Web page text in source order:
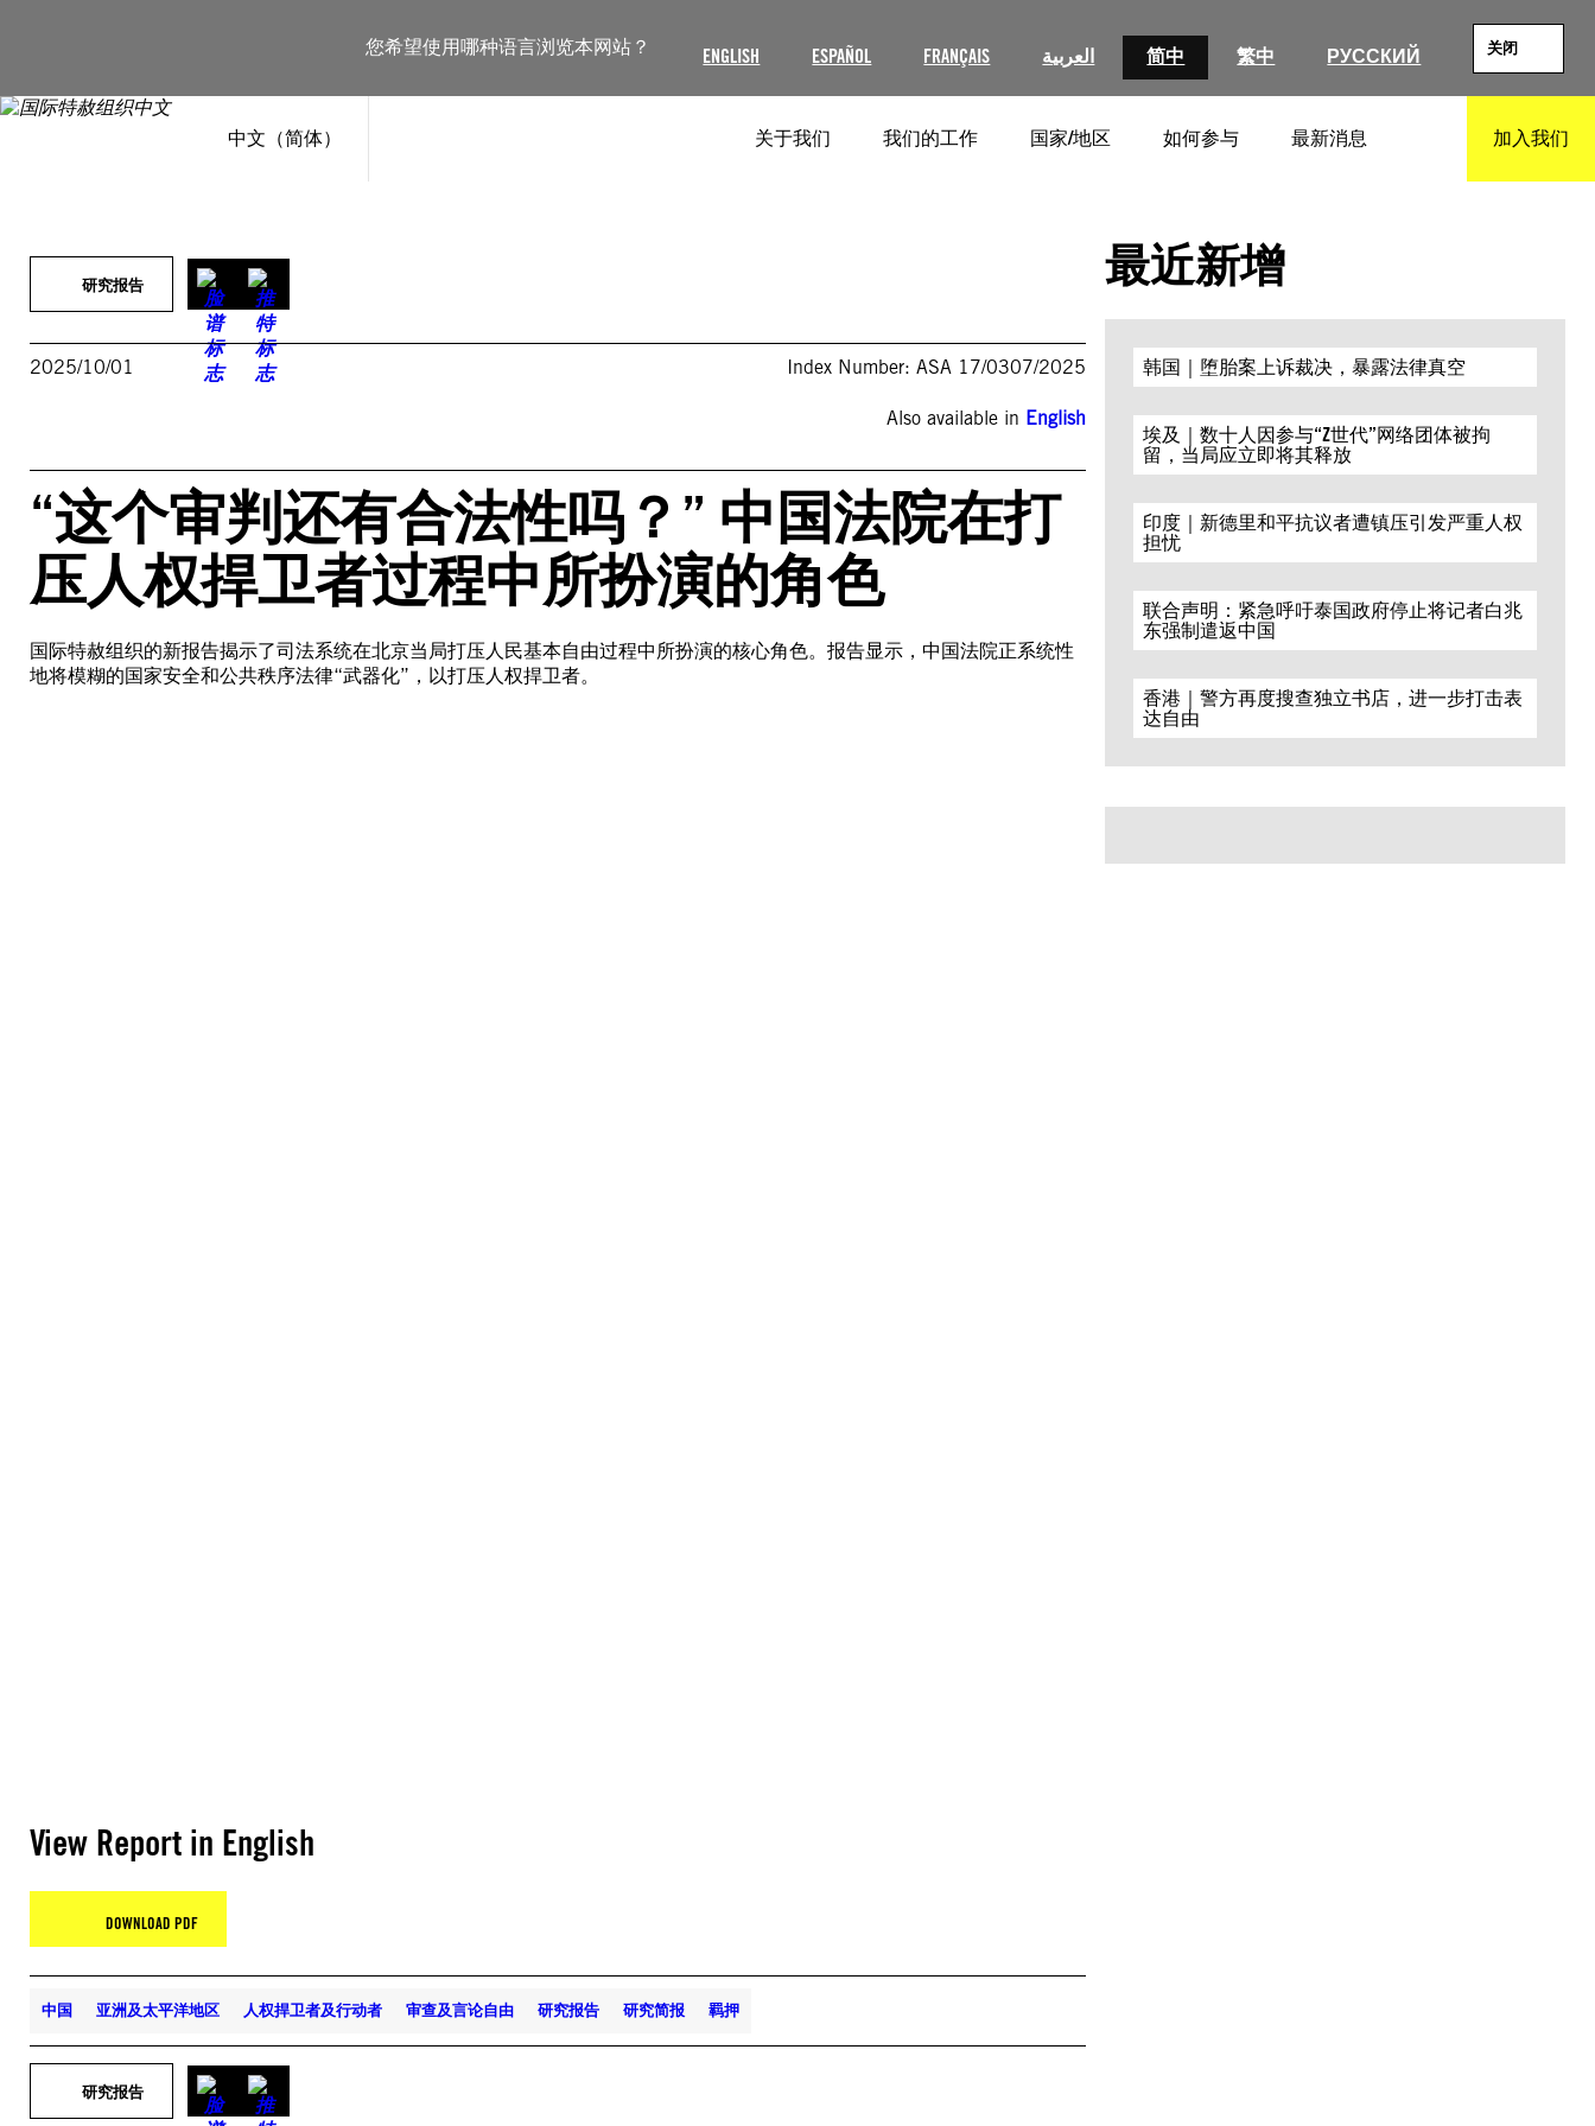
您希望使用哪种语言浏览本网站？ ENGLISH ESPAÑOL FRANÇAIS العربية 简中 繁中 РУССКИЙ 关闭
中文（简体） 关于我们 我们的工作 国家/地区 如何参与 最新消息 加入我们
研究报告
2025/10/01 Index Number: ASA 17/0307/2025
Also available in English
“这个审判还有合法性吗？” 中国法院在打
压人权捍卫者过程中所扮演的角色
国际特赦组织的新报告揭示了司法系统在北京当局打压人民基本自由过程中所扮演的核心角色。报告显示，中国法院正系统性
地将模糊的国家安全和公共秩序法律“武器化”，以打压人权捍卫者。
View Report in English
DOWNLOAD PDF
中国 亚洲及太平洋地区 人权捍卫者及行动者 审查及言论自由 研究报告 研究简报 羁押
研究报告
最近新增
韩国｜堕胎案上诉裁决，暴露法律真空
埃及｜数十人因参与“Z世代”网络团体被拘
留，当局应立即将其释放
印度｜新德里和平抗议者遭镇压引发严重人权
担忧
联合声明：紧急呼吁泰国政府停止将记者白兆
东强制遣返中国
香港｜警方再度搜查独立书店，进一步打击表
达自由